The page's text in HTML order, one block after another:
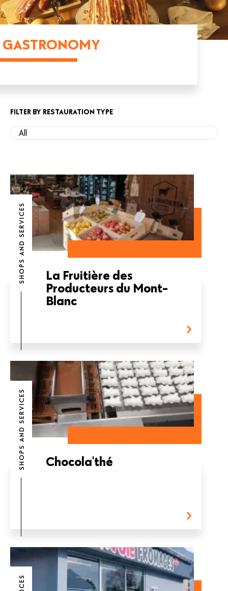
GASTRONOMY
FILTER BY RESTAURATION TYPE
SHOPS AND SERVICES
La Fruitière des
Producteurs du Mont-
Blanc
SHOPS AND SERVICES Chocola'thé